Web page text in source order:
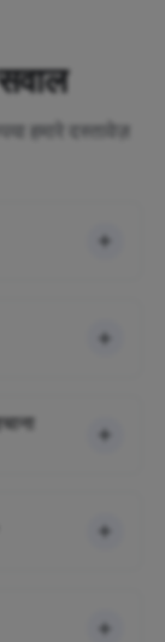
हमारे दस्तावेज़